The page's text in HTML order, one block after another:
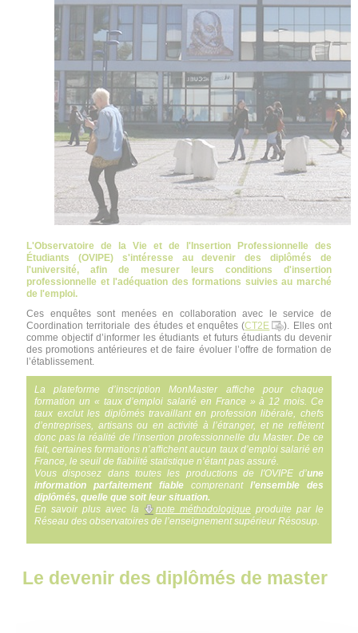
L'Observatoire de la Vie et de l'Insertion Professionnelle des
Étudiants (OVIPE) s'intéresse au devenir des diplômés de
l'université, afin de mesurer leurs conditions d'insertion
professionnelle et l'adéquation des formations suivies au marché
de l'emploi.
Ces enquêtes sont menées en collaboration avec le service de
Coordination territoriale des études et enquêtes (CT2E
). Elles ont
comme objectif d’informer les étudiants et futurs étudiants du devenir
des promotions antérieures et de faire évoluer l’offre de formation de
l’établissement.
La plateforme d’inscription MonMaster affiche pour chaque
formation un « taux d’emploi salarié en France » à 12 mois. Ce
taux exclut les diplômés travaillant en profession libérale, chefs
d’entreprises, artisans ou en activité à l’étranger, et ne reflètent
donc pas la réalité de l’insertion professionnelle du Master. De ce
fait, certaines formations n’affichent aucun taux d’emploi salarié en
France, le seuil de fiabilité statistique n’étant pas assuré.
Vous disposez dans toutes les productions de l'OVIPE d’une
information parfaitement fiable comprenant l’ensemble des
diplômés, quelle que soit leur situation.
En savoir plus avec la
note méthodologique produite par le
Réseau des observatoires de l’enseignement supérieur Résosup.
Le devenir des diplômés de master